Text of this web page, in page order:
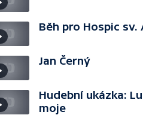
Běh pro Hospic sv.
Jan Černý
Hudební ukázka:
moje